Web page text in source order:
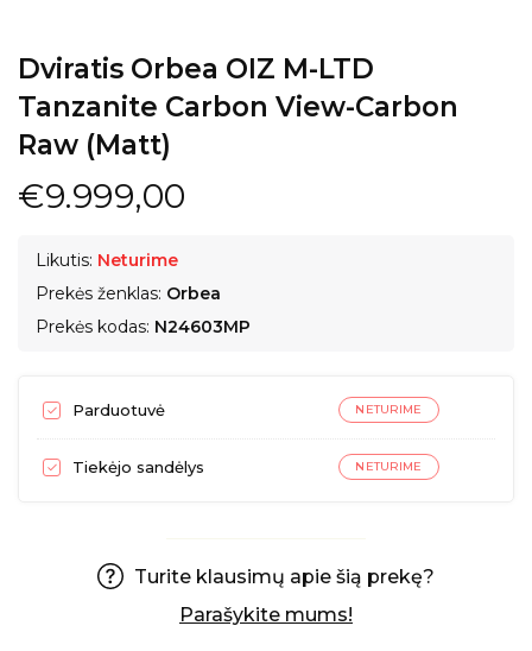
Dviratis Orbea OIZ M-LTD
Tanzanite Carbon View-Carbon
Raw (Matt)
€9.999,00
Likutis: Neturime
Prekės ženklas: Orbea
Prekės kodas: N24603MP
Parduotuvė NETURIME
Tiekėjo sandėlys NETURIME
Turite klausimų apie šią prekę?
Parašykite mums!